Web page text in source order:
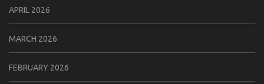
APRIL 2026
MARCH 2026
FEBRUARY 2026